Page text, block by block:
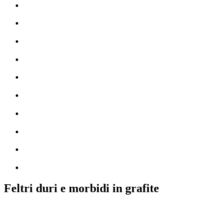
Feltri duri e morbidi in grafite